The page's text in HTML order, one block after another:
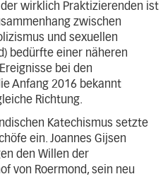
der wirklich Praktizierenden ist
zwischen
und sexuellen
bedürfte einer näheren
bei den
Anfang 2016 bekannt
Richtung.
Katechismus setzte
ein. Joannes Gijsen
den Willen der
von Roermond, sein neu